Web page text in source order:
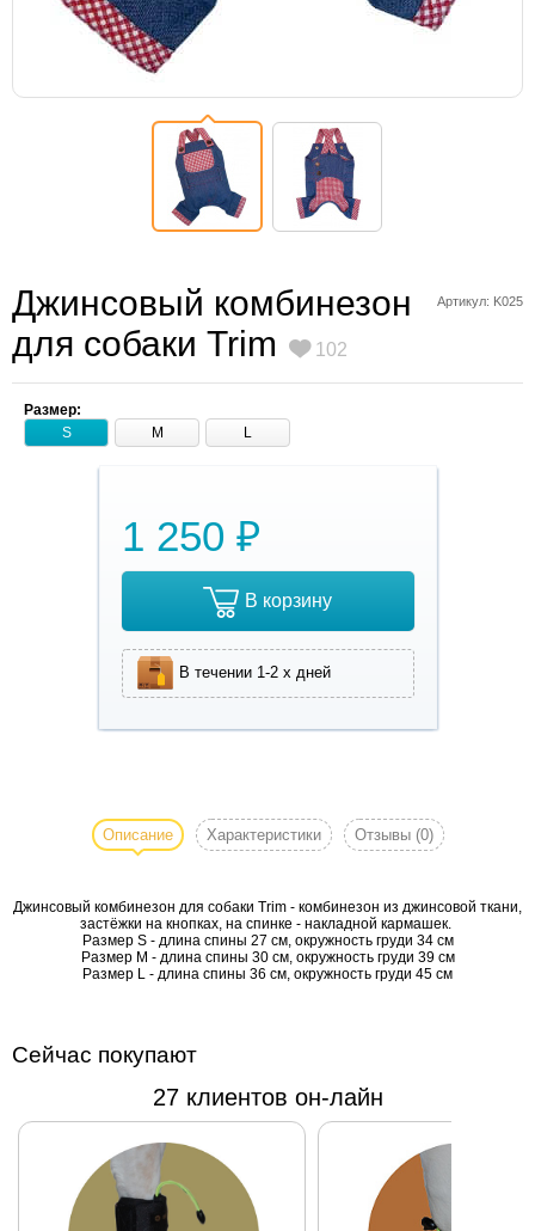
Артикул: K025
Джинсовый комбинезон
для собаки Trim
102
Размер:
S
M L
1 250 ₽
В корзину
В течении 1-2 х дней
для собаки
из
джинсовой
накладной
Размер S -
спины 27
окружность
Описание Характеристики Отзывы (0)
Джинсовый комбинезон для собаки Trim - комбинезон из джинсовой ткани,
застёжки на кнопках, на спинке - накладной кармашек.
Размер S - длина спины 27 см, окружность груди 34 см
Размер M - длина спины 30 см, окружность груди 39 см
Размер L - длина спины 36 см, окружность груди 45 см
Сейчас покупают
27 клиентов он-лайн